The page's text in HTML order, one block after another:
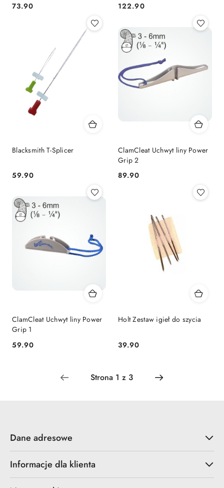
Cena:
73.90 Cena:
122.90
Blacksmith T-Splicer
Cena:
59.90
ClamCleat Uchwyt liny Power
Grip 2
Cena:
89.90
ClamCleat Uchwyt liny Power
Grip 1
Cena:
59.90
Holt Zestaw igieł do szycia
Cena:
39.90
Dane adresowe
Informacje dla klienta